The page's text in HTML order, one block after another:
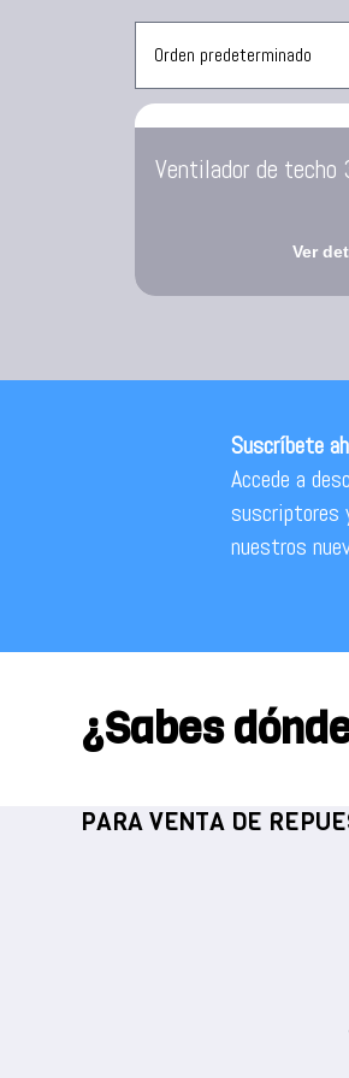
Sanduchera
Ventilador de techo
Ver
Suscríbete
Accede a
suscriptores
nuestros
¿Sabes
PARA VENTA DE